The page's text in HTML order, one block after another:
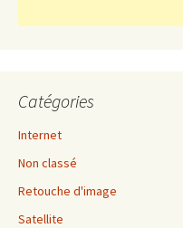
Catégories
Internet
Non classé
Retouche d'image
Satellite